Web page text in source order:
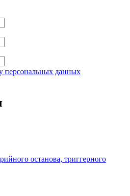
персональных данных
останова, триггерного